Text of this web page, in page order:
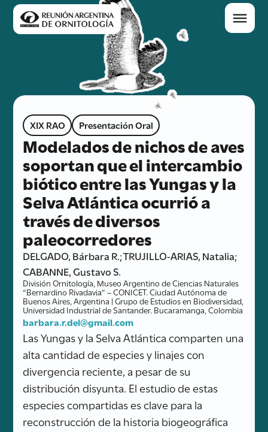
XIX RAO Presentación Oral
Modelados de nichos de aves
soportan que el intercambio
biótico entre las Yungas y la
Selva Atlántica ocurrió a
través de diversos
paleocorredores
DELGADO, Bárbara R.; TRUJILLO-ARIAS, Natalia;
CABANNE, Gustavo S.
División Ornitología, Museo Argentino de Ciencias Naturales
“Bernardino Rivadavia” – CONICET. Ciudad Autónoma de
Buenos Aires, Argentina | Grupo de Estudios en Biodiversidad,
Universidad Industrial de Santander. Bucaramanga, Colombia
barbara.r.del@gmail.com
Las Yungas y la Selva Atlántica comparten una
alta cantidad de especies y linajes con
divergencia reciente, a pesar de su
distribución disyunta. El estudio de estas
especies compartidas es clave para la
reconstrucción de la historia biogeográfica